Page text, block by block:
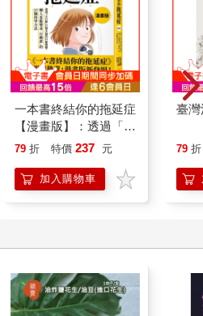
一本書終結你的拖延症
【漫畫版】：透過「小
行動」打開大腦的行動
「行動派」的37個科
學方法
79 折 特價 237 元
加入購物車
臺
79 折